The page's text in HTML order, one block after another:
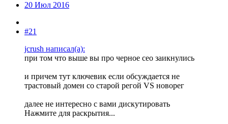
20 Июл 2016
#21
jcrush написал(а):
при том что выше вы про черное сео заикнулись
и причем тут ключевик если обсуждается не
трастовый домен со старой регой VS новорег
далее не интересно с вами дискутировать
Нажмите для раскрытия...